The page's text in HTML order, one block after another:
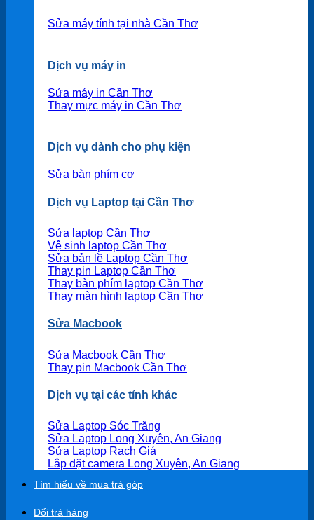
Sửa máy tính tại nhà Cần Thơ
Dịch vụ máy in
Sửa máy in Cần Thơ
Thay mực máy in Cần Thơ
Dịch vụ dành cho phụ kiện
Sửa bàn phím cơ
Dịch vụ Laptop tại Cần Thơ
Sửa laptop Cần Thơ
Vệ sinh laptop Cần Thơ
Sửa bản lề Laptop Cần Thơ
Thay pin Laptop Cần Thơ
Thay bàn phím laptop Cần Thơ
Thay màn hình laptop Cần Thơ
Sửa Macbook
Sửa Macbook Cần Thơ
Thay pin Macbook Cần Thơ
Dịch vụ tại các tỉnh khác
Sửa Laptop Sóc Trăng
Sửa Laptop Long Xuyên, An Giang
Sửa Laptop Rạch Giá
Lắp đặt camera Long Xuyên, An Giang
Tìm hiểu về mua trả góp
Đổi trả hàng